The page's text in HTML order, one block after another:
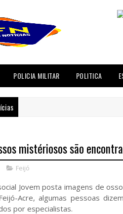
POLICIA MILITAR POLITICA
mistériosos são
Feijó
Jovem posta imagens de
Acre, algumas pessoas
por especialistas.